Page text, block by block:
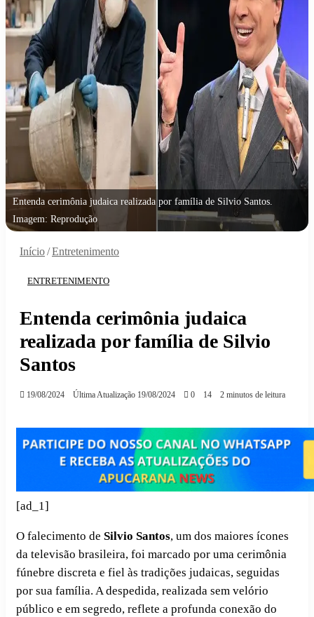
Entenda cerimônia judaica realizada por família de Silvio Santos.
Imagem: Reprodução
Início/Entretenimento
ENTRETENIMENTO
Entenda cerimônia judaica
realizada por família de Silvio
Santos
19/08/2024 Última Atualização 19/08/2024 0 14 2 minutos de leitura
[ad_1]
O falecimento de Silvio Santos, um dos maiores ícones
da televisão brasileira, foi marcado por uma cerimônia
fúnebre discreta e fiel às tradições judaicas, seguidas
por sua família. A despedida, realizada sem velório
público e em segredo, reflete a profunda conexão do